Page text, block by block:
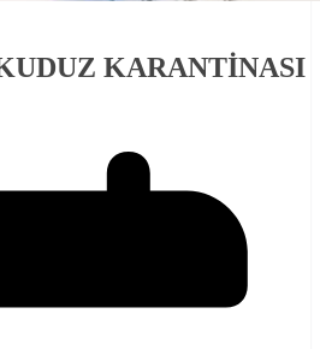
KARANTİNASI